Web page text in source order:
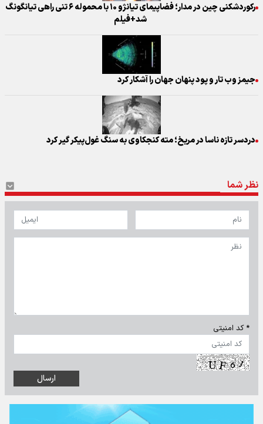
رکوردشکنی چین در مدار؛ فضاپیمای تیانژو ۱۰ با محموله ۶ تنی راهی تیانگونگ
شد+فیلم
جیمز وب تار و پود پنهان جهان را آشکار کرد
دردسر تازه ناسا در مریخ؛ مته کنجکاوی به سنگ غول‌پیکر گیر کرد
نظر شما
* کد امنیتی